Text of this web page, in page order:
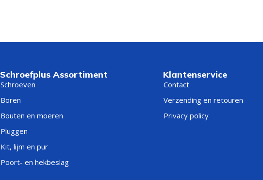
Schroefplus Assortiment
Schroeven
Boren
Bouten en moeren
Pluggen
Kit, lijm en pur
Poort- en hekbeslag
Klantenservice
Contact
Verzending en retouren
Privacy policy